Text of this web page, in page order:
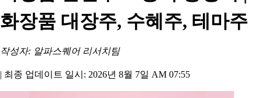
화장품 대장주, 수혜주, 테마주
작성자: 알파스퀘어 리서치팀
| 최종 업데이트 일시: 2026년 8월 7일 AM 07:55